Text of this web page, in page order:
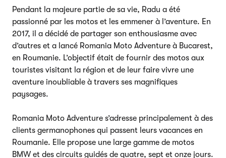
Pendant la majeure partie de sa vie, Radu a été
passionné par les motos et les emmener à l’aventure. En
2017, il a décidé de partager son enthousiasme avec
d’autres et a lancé Romania Moto Adventure à Bucarest,
en Roumanie. L’objectif était de fournir des motos aux
touristes visitant la région et de leur faire vivre une
aventure inoubliable à travers ses magnifiques
paysages.
Romania Moto Adventure s’adresse principalement à des
clients germanophones qui passent leurs vacances en
Roumanie. Elle propose une large gamme de motos
BMW et des circuits guidés de quatre, sept et onze jours.